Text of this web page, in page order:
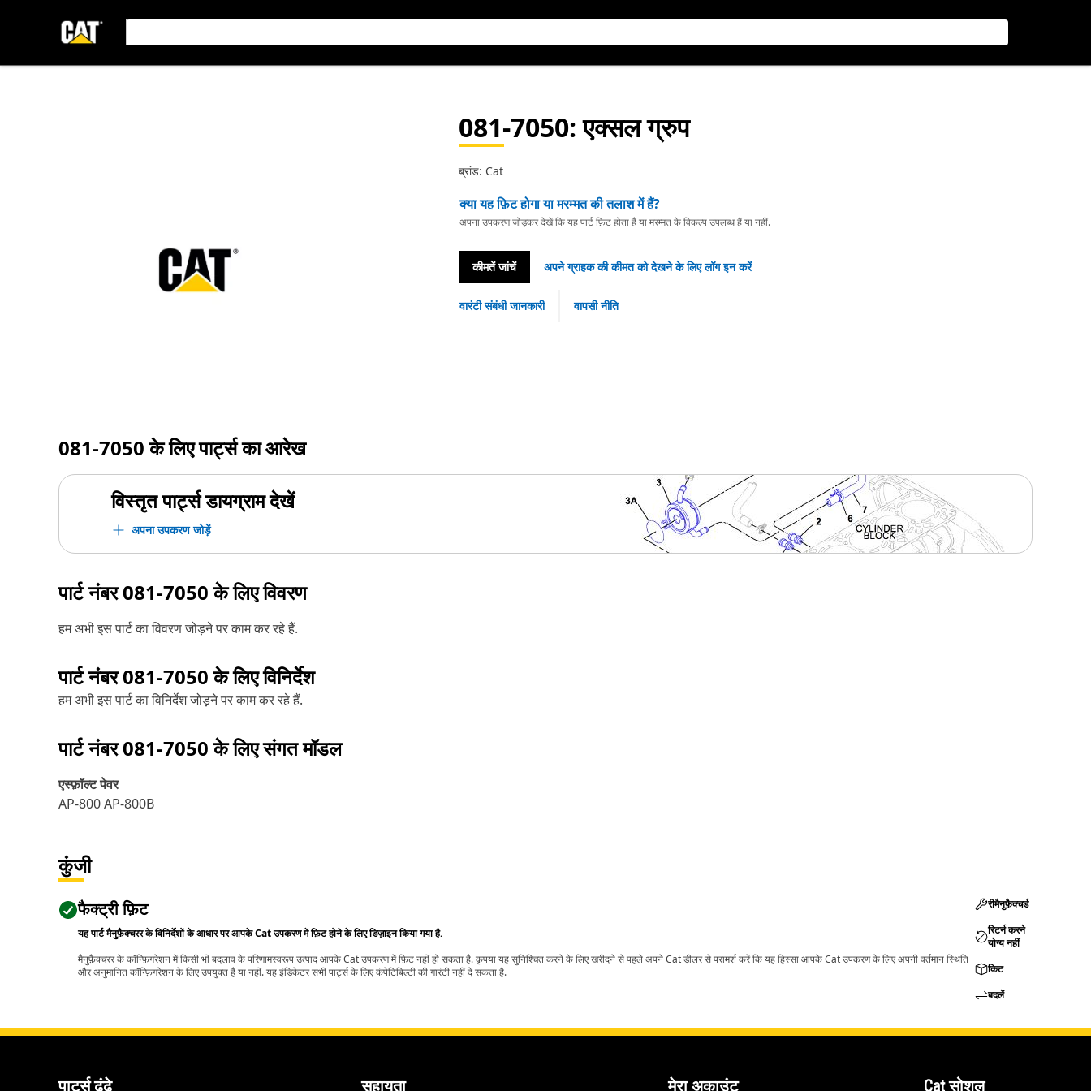
081-7050: एक्सल ग्रुप
ब्रांड: Cat
क्या यह फ़िट होगा या मरम्मत की तलाश में हैं?
अपना उपकरण जोड़कर देखें कि यह पार्ट फ़िट होता है या मरम्मत के विकल्प उपलब्ध हैं या नहीं.
कीमतें जांचें अपने ग्राहक की कीमत को देखने के लिए लॉग इन करें
वारंटी संबंधी जानकारी वापसी नीति
081-7050के लिए पार्ट्स का आरेख
विस्तृत पार्ट्स डायग्राम देखें
अपना उपकरण जोड़ें
पार्ट नंबर081-7050के लिए विवरण
हम अभी इस पार्ट का विवरण जोड़ने पर काम कर रहे हैं.
पार्ट नंबर081-7050के लिए विनिर्देश
हम अभी इस पार्ट का विनिर्देश जोड़ने पर काम कर रहे हैं.
पार्ट नंबर081-7050के लिए संगत मॉडल
एस्‍फ़ॉल्‍ट पेवर
AP-800 AP-800B
कुंजी
फैक्ट्री फ़िट
यह पार्ट मैनुफ़ैक्चरर के विनिर्देशों के आधार पर आपके Cat उपकरण में फ़िट होने के लिए डिज़ाइन किया गया है.
मैनुफ़ैक्चरर के कॉन्फ़िगरेशन में किसी भी बदलाव के परिणामस्वरूप उत्पाद आपके Cat उपकरण में फ़िट नहीं हो सकता है. कृपया यह सुनिश्चित करने के लिए खरीदने से पहले अपने Cat डीलर से परामर्श करें कि यह हिस्सा आपके Cat उपकरण के लिए अपनी वर्तमान स्थिति
और अनुमानित कॉन्फ़िगरेशन के लिए उपयुक्त है या नहीं. यह इंडिकेटर सभी पार्ट्स के लिए कंपेटिबिल्टी की गारंटी नहीं दे सकता है.
रीमैनुफ़ैक्चर्ड
रिटर्न करने
योग्य नहीं
किट
बदलें
पार्ट्स ढूंढे सहायता मेरा अकाउंट Cat सोशल